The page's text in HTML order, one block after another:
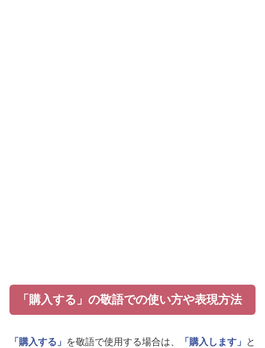
「購入する」の敬語での使い方や表現方法
「購入する」 を敬語で使用する場合は、 「購入します」
と